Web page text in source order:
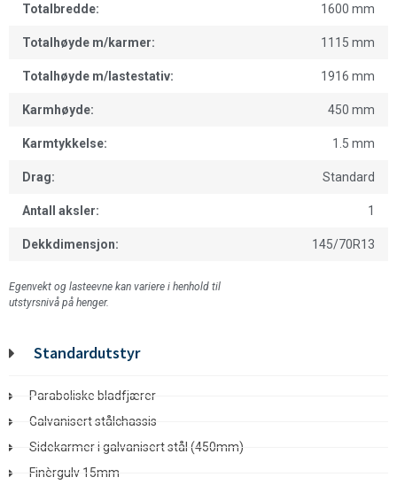
Totalbredde: 1600 mm
Totalhøyde m/karmer: 1115 mm
Totalhøyde m/lastestativ: 1916 mm
Karmhøyde: 450 mm
Karmtykkelse: 1.5 mm
Drag: Standard
Antall aksler: 1
Dekkdimensjon: 145/70R13
Egenvekt og lasteevne kan variere i henhold til
utstyrsnivå på henger.
Standardutstyr
Paraboliske bladfjærer
Galvanisert stålchassis
Sidekarmer i galvanisert stål (450mm)
Finèrgulv 15mm